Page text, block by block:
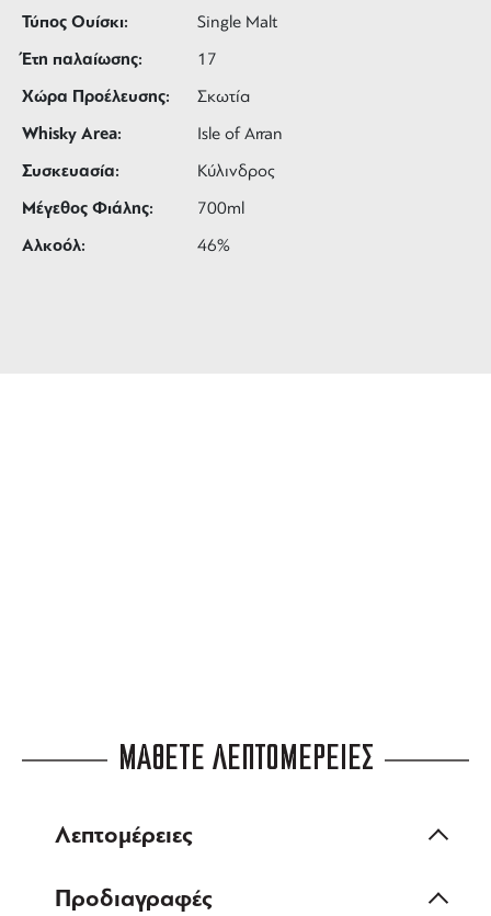
Τύπος Ουίσκι: Single Malt
Έτη παλαίωσης: 17
Χώρα Προέλευσης: Σκωτία
Whisky Area: Isle of Arran
Συσκευασία: Κύλινδρος
Μέγεθος Φιάλης: 700ml
Αλκοόλ: 46%
ΜΑΘΕΤΕ ΛΕΠΤΟΜΕΡΕΙΕΣ
Λεπτομέρειες
Προδιαγραφές